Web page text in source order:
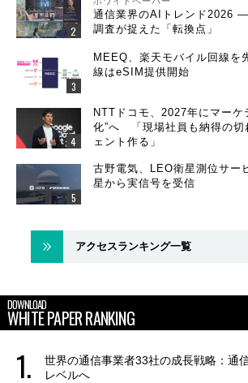
通信業界のAIトレンド2026
調査が捉えた「転換点」
MEEQ、楽天モバイル回線
線はeSIM提供開始
NTTドコモ、2027年にマーケ
化”へ 「現場社員も納得の切
ェント作る」
古野電気、LEO衛星測位サー
星から実信号を受信
アクセスランキング一覧
DOWNLOAD
WHITE PAPER RANKING
世界の通信事業者33社の成長戦略：通
レベルへ